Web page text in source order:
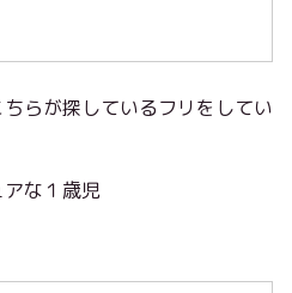
らが探しているフリをしてい
な１歳児